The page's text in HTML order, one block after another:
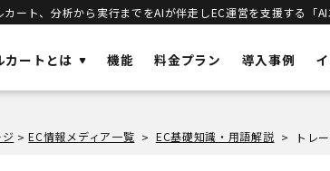
カート、分析から実行までをAIが伴走しEC運営を支援する「
カートとは 機能 料金プラン 導入事例
> EC情報メディア一覧 > EC基礎知識・用語解説 > トレ